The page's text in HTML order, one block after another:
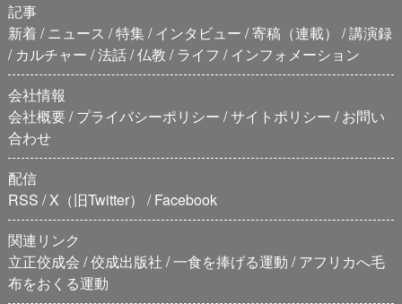
記事
新着
ニュース 特集 インタビュー 寄稿（連載）
講演録
カルチャー 法話 仏教 ライフ
インフォメーション
会社情報
会社概要 プライバシーポリシー サイトポリシー
お問い
合わせ
配信
RSS X（旧Twitter）
Facebook
関連リンク
立正佼成会 佼成出版社 一食を捧げる運動
アフリカへ毛
布をおくる運動